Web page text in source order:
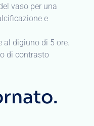
vaso per una
e
al digiuno di 5 ore.
di contrasto